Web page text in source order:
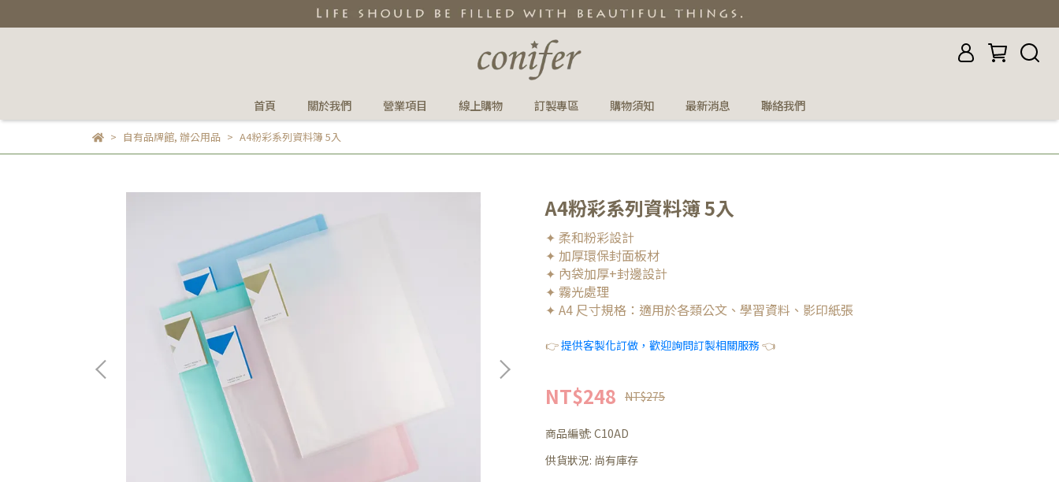
首頁 關於我們 營業項目 線上購物 訂製專區 購物須知 最新消息 聯絡我們
自有品牌館, 辦公用品 A4粉彩系列資料簿 5入
A4粉彩系列資料簿 5入
✦ 柔和粉彩設計
✦ 加厚環保封面板材
✦ 內袋加厚+封邊設計
✦ 霧光處理
✦ A4 尺寸規格：適用於各類公文、學習資料、影印紙張
👉提供客製化訂做，歡迎詢問訂製相關服務 👈
NT$248 NT$275
商品編號: C10AD
供貨狀況: 尚有庫存